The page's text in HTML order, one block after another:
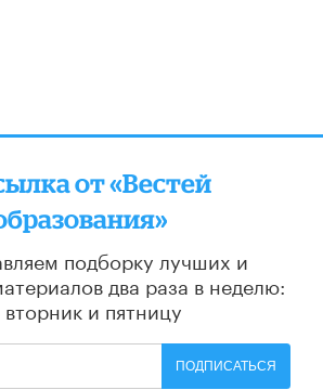
от «Вестей
подборку лучших и
два раза в неделю:
вторник и пятницу
ПОДПИСАТЬСЯ